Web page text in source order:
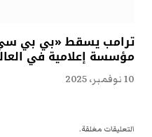
ترامب يسقط «بي بي
مؤسسة إعلامية في
10 نوفمبر، 2025
التعليقات مغلقة.